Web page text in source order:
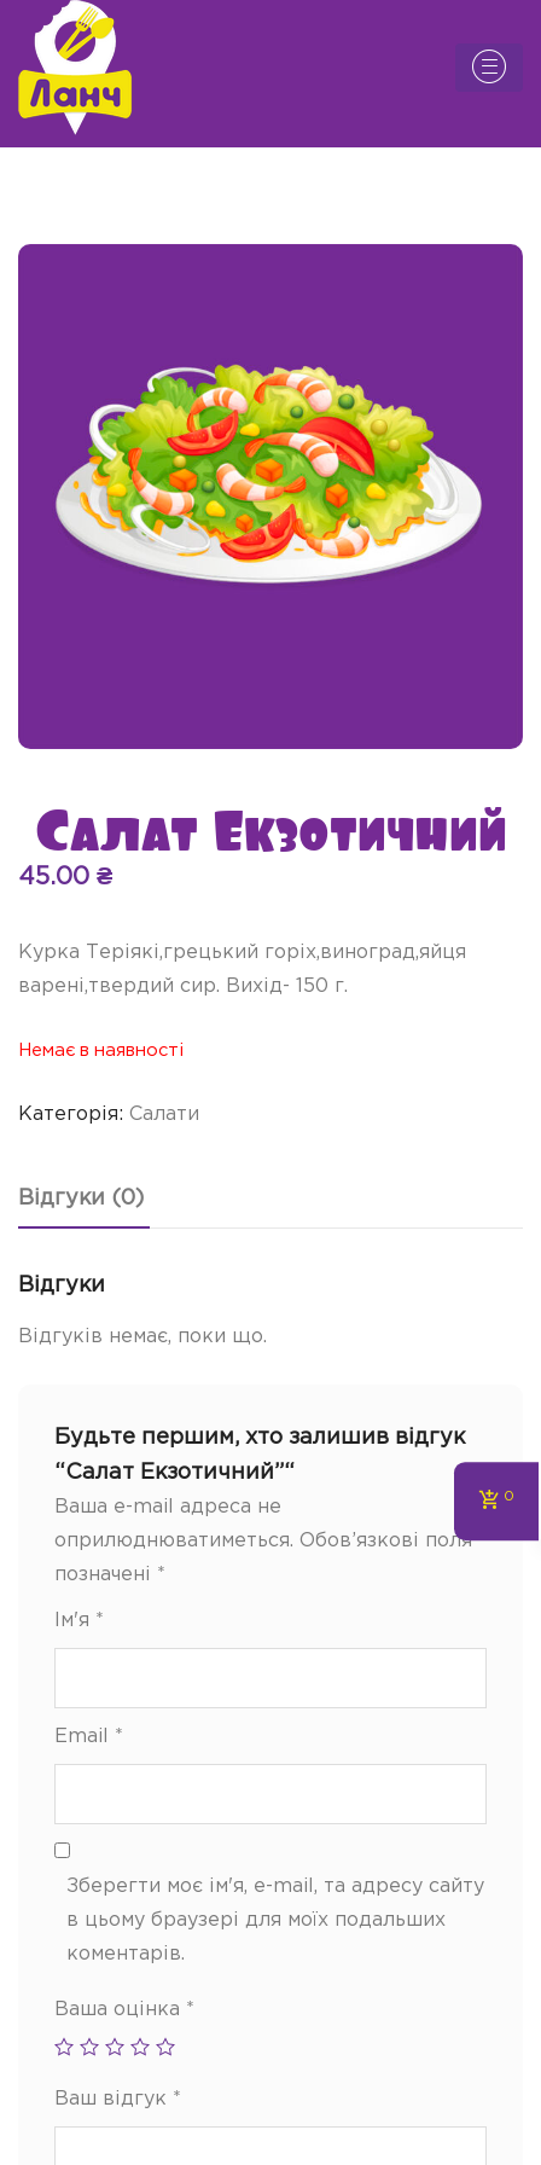
Салат Екзотичний
45.00 ₴
Курка Теріякі,грецький горіх,виноград,яйця
варені,твердий сир. Вихід- 150 г.
Немає в наявності
Категорія: Салати
Відгуки (0)
Відгуки
Відгуків немає, поки що.
Будьте першим, хто залишив відгук
“Салат Екзотичний”“
Ваша e-mail адреса не
оприлюднюватиметься. Обов’язкові поля
позначені *
Ім'я *
Email *
Зберегти моє ім'я, e-mail, та адресу сайту
в цьому браузері для моїх подальших
коментарів.
Ваша оцінка *
Ваш відгук *
0